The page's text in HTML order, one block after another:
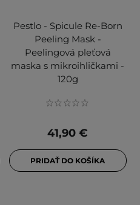
Pestlo - Spicule Re-Born
Peeling Mask -
Peelingová pleťová
maska s mikroihličkami -
120g
41,90 €
PRIDAŤ DO KOŠÍKA